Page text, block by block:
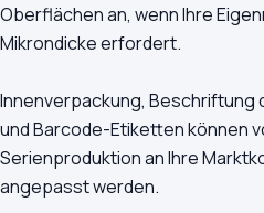
Oberflächen an, wenn Ihre
Mikrondicke erfordert.
Innenverpackung, Beschriftung
und Barcode-Etiketten können
Serienproduktion an Ihre
angepasst werden.